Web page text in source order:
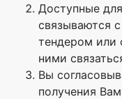
Доступные
связываются
тендером или
ними
Вы
получения